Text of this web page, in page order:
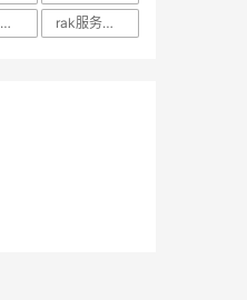
rak vps评测 rak服务器优惠